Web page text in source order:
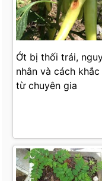
Ớt bị thối trái,
nhân và cách khắc
từ chuyên gia